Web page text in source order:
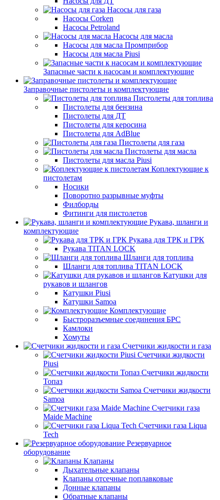
Насосы для газа
Насосы Corken
Насосы Petroland
Насосы для масла
Насосы для масла Промприбор
Насосы для масла Piusi
Запасные части к насосам и комплектующие
Заправочные пистолеты и комплектующие
Пистолеты для топлива
Пистолеты для бензина
Пистолеты для ДТ
Пистолеты для керосина
Пистолеты для AdBlue
Пистолеты для газа
Пистолеты для масла
Пистолеты для масла Piusi
Коплектующие к
пистолетам
Носики
Поворотно разрывные муфты
Филборды
Фитинги для пистолетов
Рукава, шланги и
комплектующие
Рукава для ТРК и ГРК
Рукава TITAN LOCK
Шланги для топлива
Шланги для топлива TITAN LOCK
Катушки для
рукавов и шлангов
Катушки Piusi
Катушки Samoa
Комплектующие
Быстроразъемные соединения БРС
Камлоки
Хомуты
Счетчики жидкости и газа
Счетчики жидкости
Piusi
Счетчики жидкости
Топаз
Счетчики жидкости
Samoa
Счетчики газа
Maide Machine
Счетчики газа Liqua
Tech
Резервуарное
оборудование
Клапаны
Дыхательные клапаны
Клапаны отсечные поплавковые
Донные клапаны
Обратные клапаны